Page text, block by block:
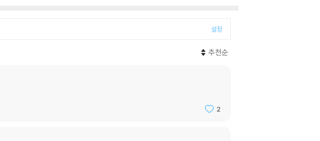
설정
추천순
2